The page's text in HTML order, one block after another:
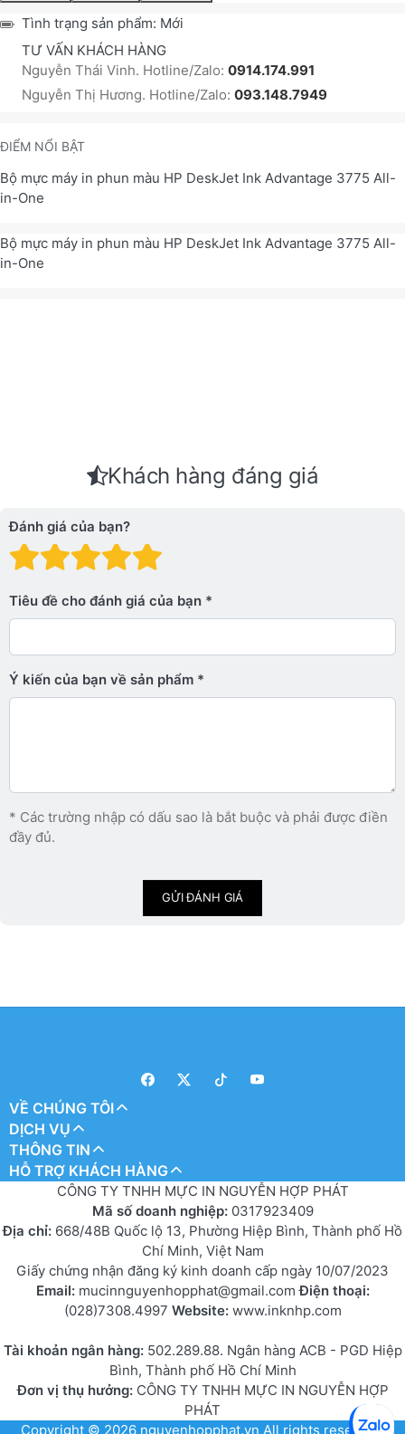
Tình trạng sản phẩm: Mới
TƯ VẤN KHÁCH HÀNG
Nguyễn Thái Vinh. Hotline/Zalo: 0914.174.991
Nguyễn Thị Hương. Hotline/Zalo: 093.148.7949
ĐIỂM NỔI BẬT
Bộ mực máy in phun màu HP DeskJet Ink Advantage 3775 All-
in-One
Bộ mực máy in phun màu HP DeskJet Ink Advantage 3775 All-
in-One
Khách hàng đáng giá
Đánh giá của bạn?
Đánh giá: 4 trên 5
Đánh giá: 3 trên 5 sao.
Đánh giá: 2 trên 5 sao.
Đánh giá: 1 trên 5 sao. Xấu
Tiêu đề cho đánh giá của bạn
Ý kiến ​​của bạn về sản phẩm
* Các trường nhập có dấu sao là bắt buộc và phải được điền
đầy đủ.
GỬI ĐÁNH GIÁ
VỀ CHÚNG TÔI
DỊCH VỤ
THÔNG TIN
HỖ TRỢ KHÁCH HÀNG
CÔNG TY TNHH MỰC IN NGUYỄN HỢP PHÁT
Mã số doanh nghiệp: 0317923409
Địa chỉ: 668/48B Quốc lộ 13, Phường Hiệp Bình, Thành phố Hồ
Chí Minh, Việt Nam
Giấy chứng nhận đăng ký kinh doanh cấp ngày 10/07/2023
Email: mucinnguyenhopphat@gmail.comĐiện thoại:
(028)7308.4997 Website: www.inknhp.com
Tài khoản ngân hàng: 502.289.88. Ngân hàng ACB - PGD Hiệp
Bình, Thành phố Hồ Chí Minh
Đơn vị thụ hưởng:CÔNG TY TNHH MỰC IN NGUYỄN HỢP
PHÁT
Copyright © 2026 nguyenhopphat.vn All rights reserved.